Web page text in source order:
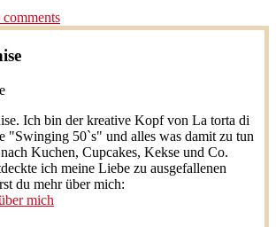
comments
Ich bin der kreative Kopf von La torta di
"Swinging 50`s" und alles was damit zu tun
Kuchen, Cupcakes, Kekse und Co.
ich meine Liebe zu ausgefallenen
du mehr über mich:
mich